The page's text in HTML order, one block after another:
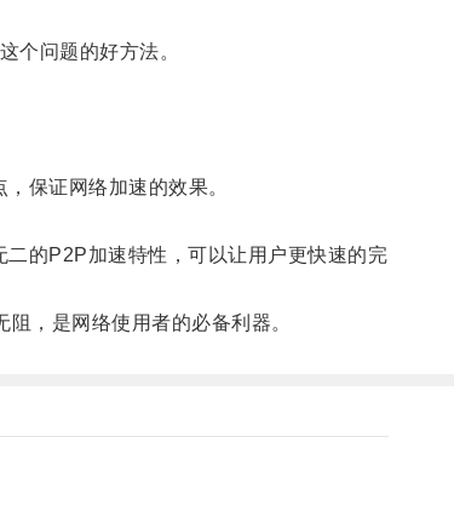
个问题的好方法。
保证网络加速的效果。
的P2P加速特性，可以让用户更快速的完
，是网络使用者的必备利器。